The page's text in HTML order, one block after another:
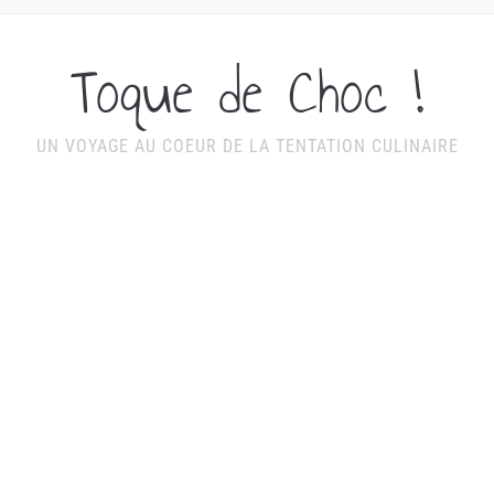
Toque de Choc !
UN VOYAGE AU COEUR DE LA TENTATION CULINAIRE